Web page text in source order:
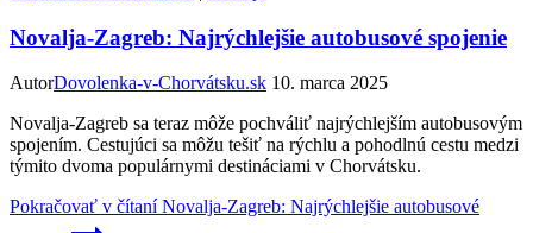
Novalja-Zagreb: Najrýchlejšie autobusové spojenie
AutorDovolenka-v-Chorvátsku.sk 10. marca 2025
Novalja-Zagreb sa teraz môže pochváliť najrýchlejším autobusovým
spojením. Cestujúci sa môžu tešiť na rýchlu a pohodlnú cestu medzi
týmito dvoma populárnymi destináciami v Chorvátsku.
Pokračovať v čítaníNovalja-Zagreb: Najrýchlejšie autobusové